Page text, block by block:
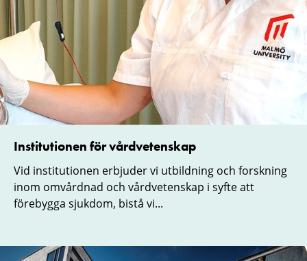
Institutionen för vårdvetenskap
Vid institutionen erbjuder vi utbildning och forskning
inom omvårdnad och vårdvetenskap i syfte att
förebygga sjukdom, bistå vi...